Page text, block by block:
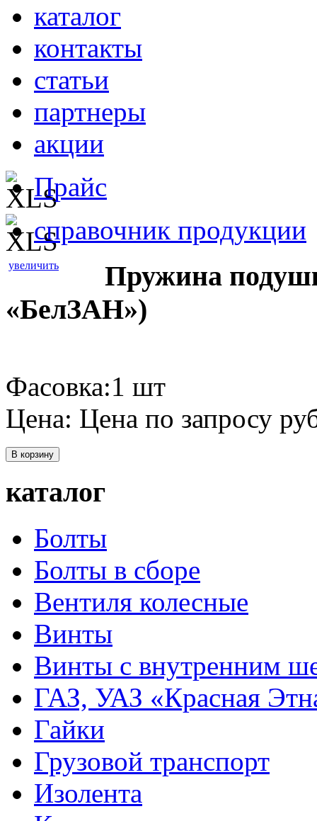
каталог
контакты
статьи
партнеры
акции
Прайс
справочник продукции
увеличить
Пружина
«БелЗАН»)
Фасовка:1 шт
Цена: Цена по запросу
В корзину
каталог
Болты
Болты в сборе
Вентиля колесные
Винты
Винты с внутренним
ГАЗ, УАЗ «Красная
Гайки
Грузовой транспорт
Изолента